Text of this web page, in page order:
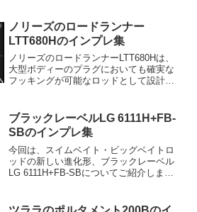
ノリーズのロードランナー
LTT680Hのインプレ集
ノリーズのロードランナーLTT680Hは、
大型ボディーのプラグにおいても確実な
フッキングが可能なロッドとして設計さ
でも、その強さを最大限に活かすことが
できます。さらに、...
ブラックレーベルLG 6111H+FB-
SBのインプレ集
今回は、スイムベイト・ビッグベイトロ
ッドの新しい進化形、ブラックレーベル
LG 6111H+FB-SBについてご紹介しま
イムベイト・リップ付きビッグベイトロ